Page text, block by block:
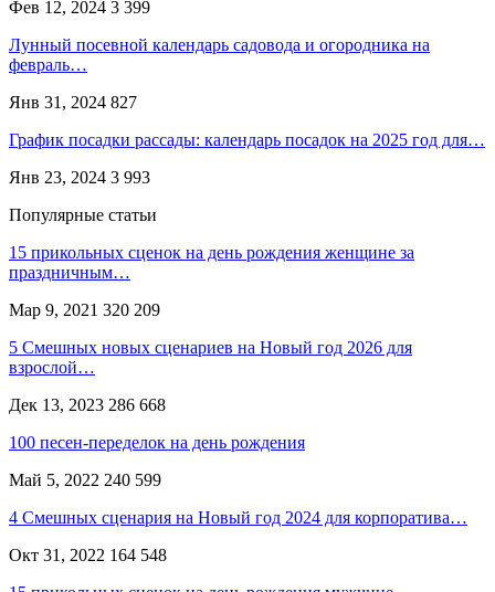
Фев 12, 2024 3 399
Лунный посевной календарь садовода и огородника на
февраль…
Янв 31, 2024 827
График посадки рассады: календарь посадок на 2025 год для…
Янв 23, 2024 3 993
Популярные статьи
15 прикольных сценок на день рождения женщине за
праздничным…
Мар 9, 2021 320 209
5 Смешных новых сценариев на Новый год 2026 для
взрослой…
Дек 13, 2023 286 668
100 песен-переделок на день рождения
Май 5, 2022 240 599
4 Смешных сценария на Новый год 2024 для корпоратива…
Окт 31, 2022 164 548